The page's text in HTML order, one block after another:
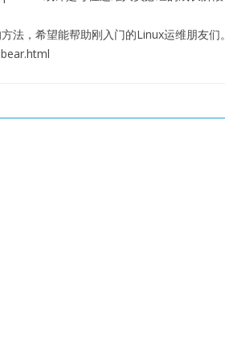
法，希望能帮助刚入门的Linux运维朋友们。